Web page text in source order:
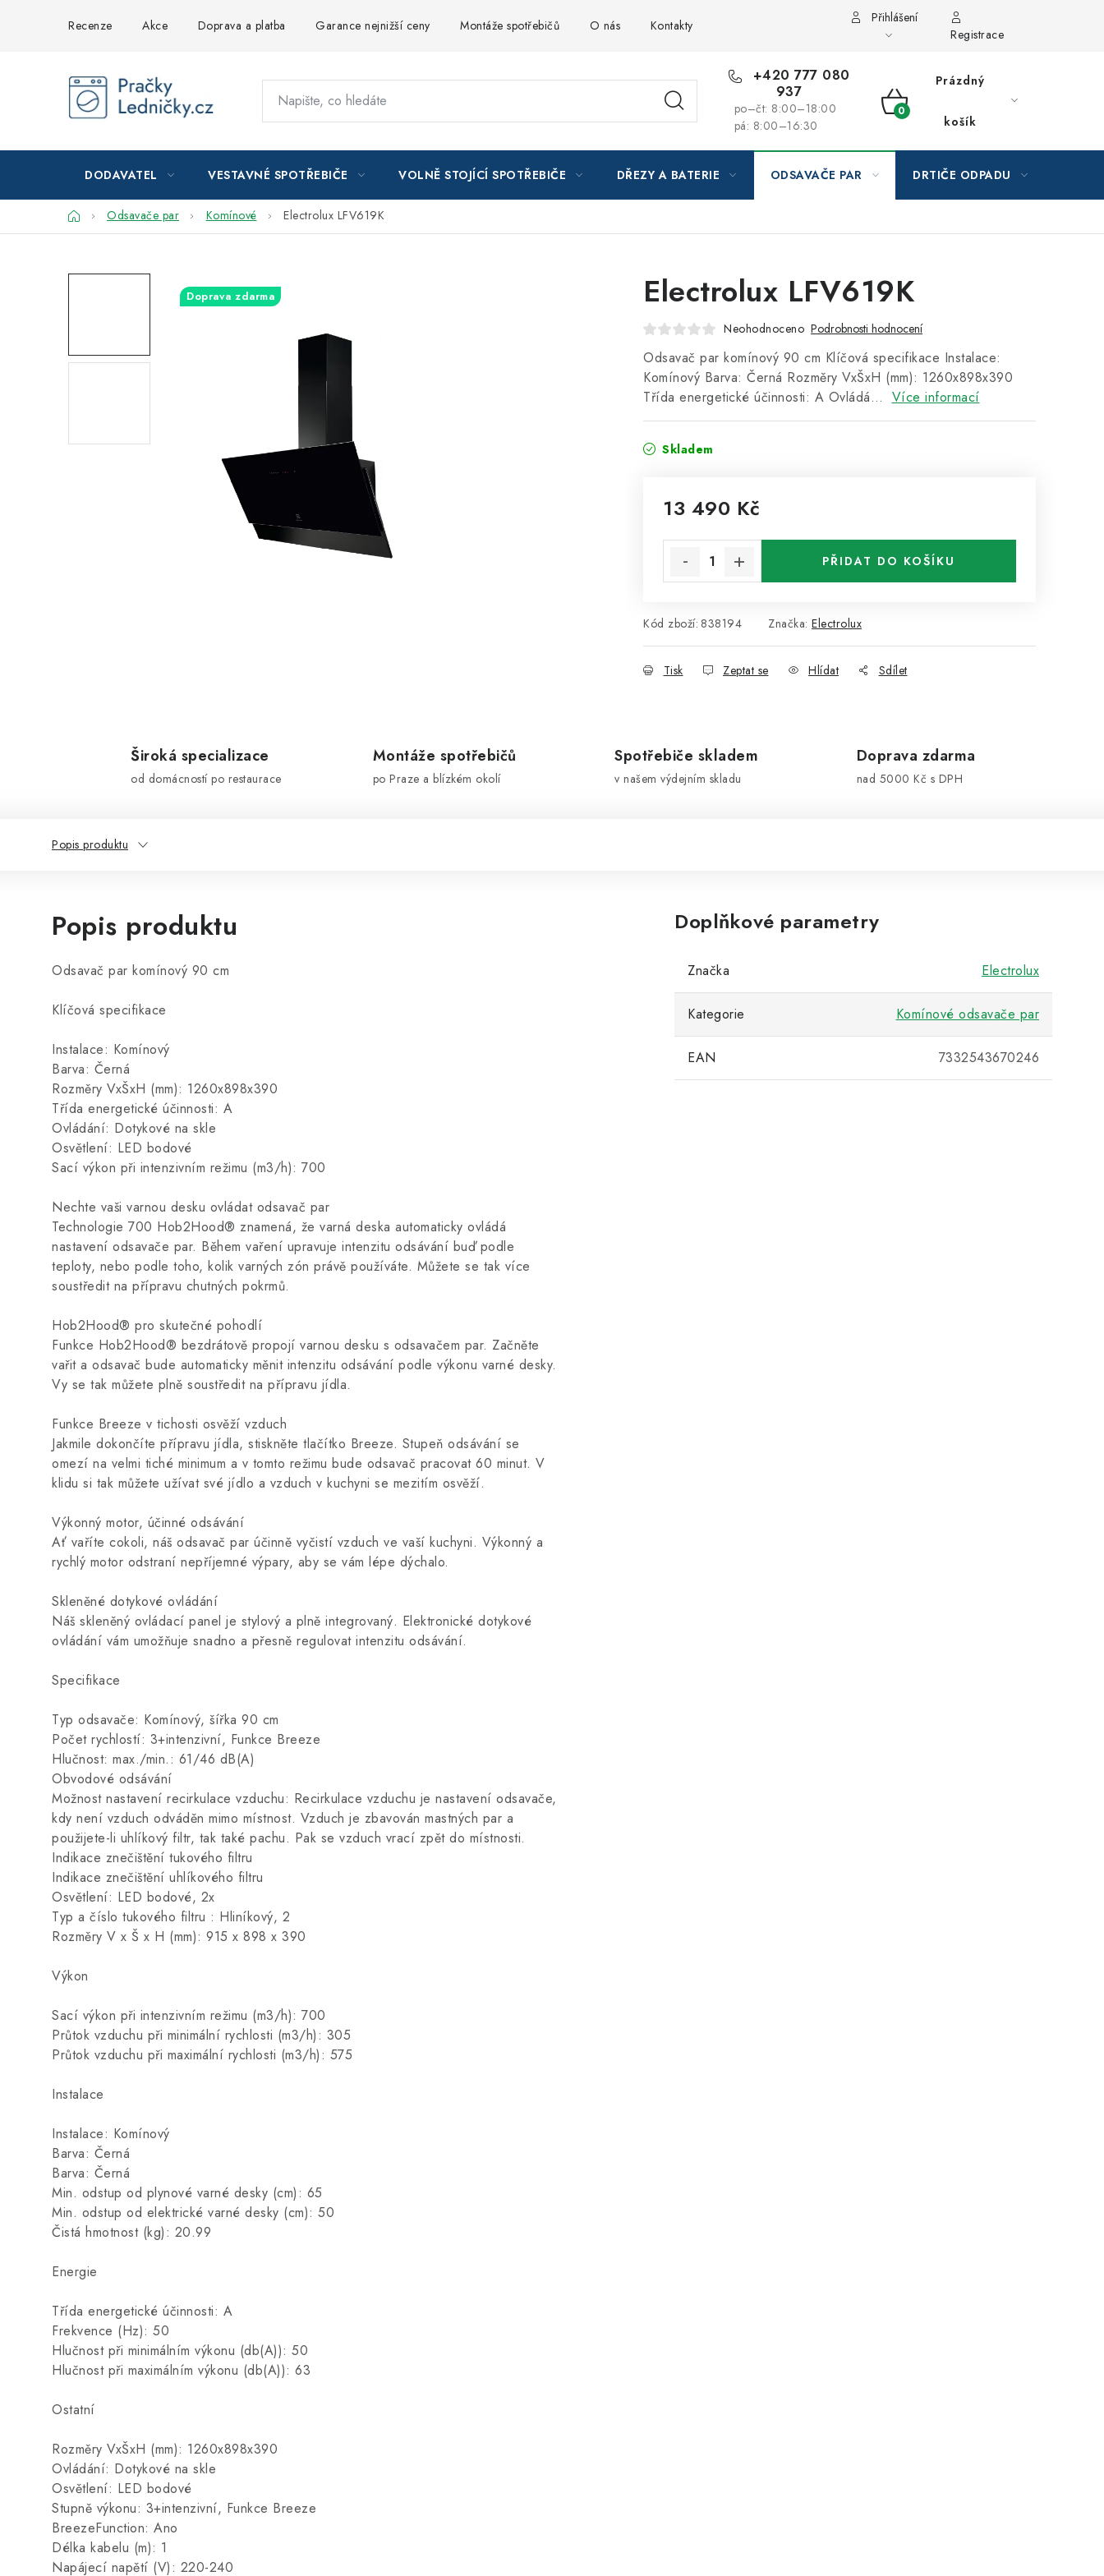
Recenze Akce Doprava a platba Garance nejnižší ceny Montáže spotřebičů O nás Kontakty
Přihlášení
Registrace
+420 777 080
937
po–čt: 8:00–18:00
pá: 8:00–16:30
NÁKUPNÍ
Prázdný
košík
DODAVATEL VESTAVNÉ SPOTŘEBIČE VOLNĚ STOJÍCÍ SPOTŘEBIČE DŘEZY A BATERIE ODSAVAČE PAR DRTIČE ODPADU
DomůOdsavače par Komínové Electrolux LFV619K
Electrolux LFV619K
Neohodnoceno Podrobnosti hodnocení
Odsavač par komínový 90 cm Klíčová specifikace Instalace:
Komínový Barva: Černá Rozměry VxŠxH (mm): 1260x898x390
Třída energetické účinnosti: A Ovládá… Více informací
Skladem
13 490 Kč
PŘIDAT DO KOŠÍKU
Kód zboží: 838194 Značka: Electrolux
Tisk Zeptat se Hlídat Sdílet
Doprava zdarma
Široká specializace
od domácností po restaurace
Montáže spotřebičů
po Praze a blízkém okolí
Spotřebiče skladem
v našem výdejním skladu
Doprava zdarma
nad 5000 Kč s DPH
Popis produktu
Popis produktu
Odsavač par komínový 90 cm
Klíčová specifikace
Instalace: Komínový
Barva: Černá
Rozměry VxŠxH (mm): 1260x898x390
Třída energetické účinnosti: A
Ovládání: Dotykové na skle
Osvětlení: LED bodové
Sací výkon při intenzivním režimu (m3/h): 700
Nechte vaši varnou desku ovládat odsavač par
Technologie 700 Hob2Hood® znamená, že varná deska automaticky ovládá
nastavení odsavače par. Během vaření upravuje intenzitu odsávání buď podle
teploty, nebo podle toho, kolik varných zón právě používáte. Můžete se tak více
soustředit na přípravu chutných pokrmů.
Hob2Hood® pro skutečné pohodlí
Funkce Hob2Hood® bezdrátově propojí varnou desku s odsavačem par. Začněte
vařit a odsavač bude automaticky měnit intenzitu odsávání podle výkonu varné desky.
Vy se tak můžete plně soustředit na přípravu jídla.
Funkce Breeze v tichosti osvěží vzduch
Jakmile dokončíte přípravu jídla, stiskněte tlačítko Breeze. Stupeň odsávání se
omezí na velmi tiché minimum a v tomto režimu bude odsavač pracovat 60 minut. V
klidu si tak můžete užívat své jídlo a vzduch v kuchyni se mezitím osvěží.
Výkonný motor, účinné odsávání
Ať vaříte cokoli, náš odsavač par účinně vyčistí vzduch ve vaší kuchyni. Výkonný a
rychlý motor odstraní nepříjemné výpary, aby se vám lépe dýchalo.
Skleněné dotykové ovládání
Náš skleněný ovládací panel je stylový a plně integrovaný. Elektronické dotykové
ovládání vám umožňuje snadno a přesně regulovat intenzitu odsávání.
Specifikace
Typ odsavače: Komínový, šířka 90 cm
Počet rychlostí: 3+intenzivní, Funkce Breeze
Hlučnost: max./min.: 61/46 dB(A)
Obvodové odsávání
Možnost nastavení recirkulace vzduchu: Recirkulace vzduchu je nastavení odsavače,
kdy není vzduch odváděn mimo místnost. Vzduch je zbavován mastných par a
použijete-li uhlíkový filtr, tak také pachu. Pak se vzduch vrací zpět do místnosti.
Indikace znečištění tukového filtru
Indikace znečištění uhlíkového filtru
Osvětlení: LED bodové, 2x
Typ a číslo tukového filtru : Hliníkový, 2
Rozměry V x Š x H (mm): 915 x 898 x 390
Výkon
Sací výkon při intenzivním režimu (m3/h): 700
Průtok vzduchu při minimální rychlosti (m3/h): 305
Průtok vzduchu při maximální rychlosti (m3/h): 575
Instalace
Instalace: Komínový
Barva: Černá
Barva: Černá
Min. odstup od plynové varné desky (cm): 65
Min. odstup od elektrické varné desky (cm): 50
Čistá hmotnost (kg): 20.99
Energie
Třída energetické účinnosti: A
Frekvence (Hz): 50
Hlučnost při minimálním výkonu (db(A)): 50
Hlučnost při maximálním výkonu (db(A)): 63
Ostatní
Rozměry VxŠxH (mm): 1260x898x390
Ovládání: Dotykové na skle
Osvětlení: LED bodové
Stupně výkonu: 3+intenzivní, Funkce Breeze
BreezeFunction: Ano
Délka kabelu (m): 1
Napájecí napětí (V): 220-240
Doplňkové parametry
Značka Electrolux
Kategorie Komínové odsavače par
EAN 7332543670246